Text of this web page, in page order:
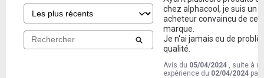
chez alphacool, je suis un
acheteur convaincu de
marque.
Je n'ai jamais eu de
qualité.
Avis du 05/04/2024
, suite à
expérience du 02/04/2024 par